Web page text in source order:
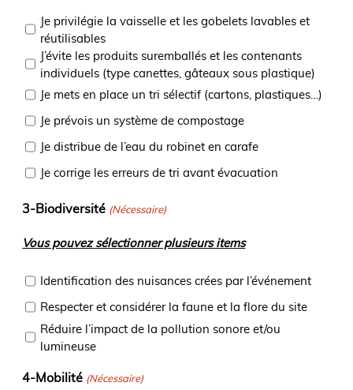
Je privilégie la vaisselle et les gobelets lavables et
réutilisables
J’évite les produits suremballés et les contenants
individuels (type canettes, gâteaux sous plastique)
Je mets en place un tri sélectif (cartons, plastiques…)
Je prévois un système de compostage
Je distribue de l’eau du robinet en carafe
Je corrige les erreurs de tri avant évacuation
3-Biodiversité (Nécessaire)
Vous pouvez sélectionner plusieurs items
Identification des nuisances crées par l’événement
Respecter et considérer la faune et la flore du site
Réduire l’impact de la pollution sonore et/ou
lumineuse
4-Mobilité (Nécessaire)